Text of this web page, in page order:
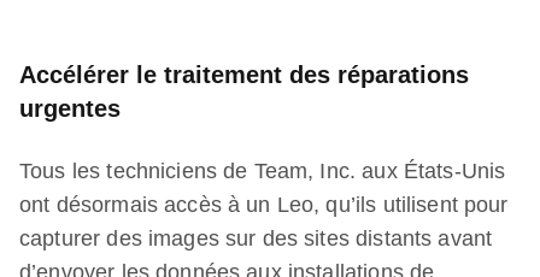
Accélérer le traitement des réparations
urgentes
Tous les techniciens de Team, Inc. aux États-Unis
ont désormais accès à un Leo, qu’ils utilisent pour
capturer des images sur des sites distants avant
d’envoyer les données aux installations de